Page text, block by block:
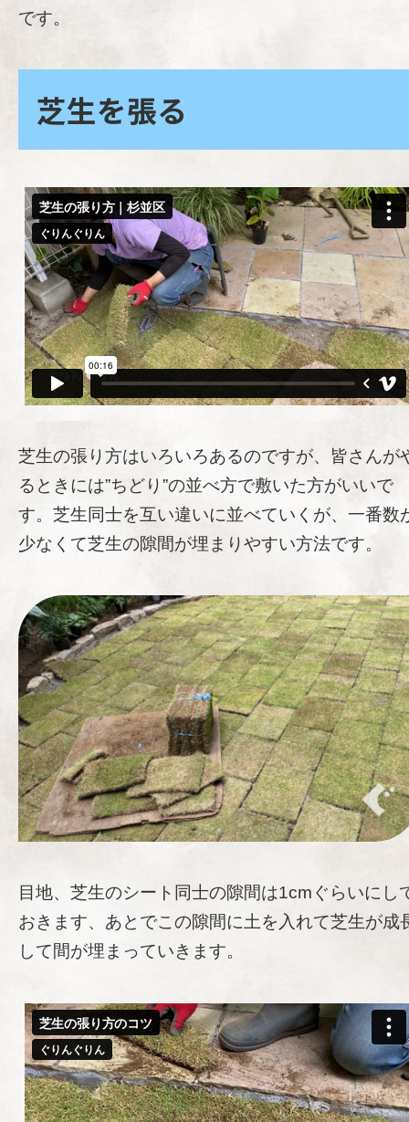
です。
芝生を張る
芝生の張り方はいろいろあるのですが、皆さんが
るときには”ちどり”の並べ方で敷いた方がいいで
す。芝生同士を互い違いに並べていくが、一番数
少なくて芝生の隙間が埋まりやすい方法です。
目地、芝生のシート同士の隙間は1cmぐらいにし
おきます、あとでこの隙間に土を入れて芝生が成
して間が埋まっていきます。